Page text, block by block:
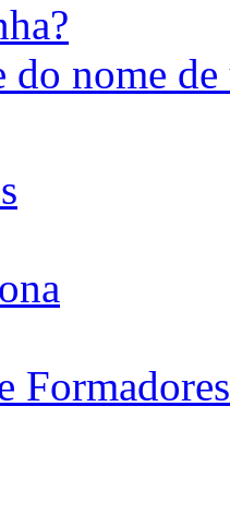
do nome
Formadores